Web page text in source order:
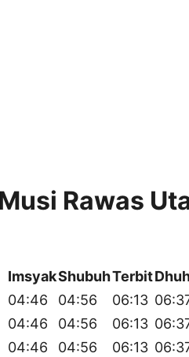
Rawas
ImsyakShubuhTerbit
04:46 04:56 06:13
04:46 04:56 06:13
04:46 04:56 06:13